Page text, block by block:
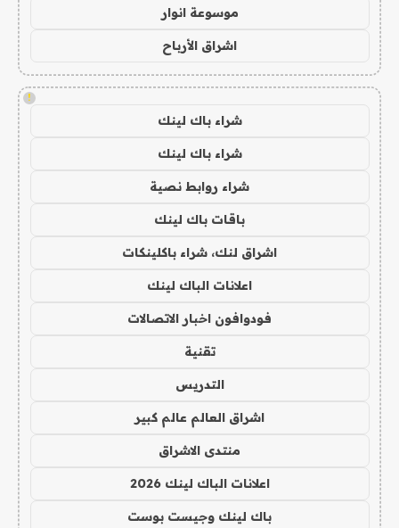
موسوعة انوار
اشراق الأرباح
!
شراء باك لينك
شراء باك لينك
شراء روابط نصية
باقات باك لينك
اشراق لنك، شراء باكلينكات
اعلانات الباك لينك
فودوافون اخبار الاتصالات
تقنية
التدريس
اشراق العالم عالم كبير
منتدى الاشراق
اعلانات الباك لينك 2026
باك لينك وجيست بوست